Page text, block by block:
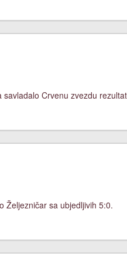
Crvenu zvezdu
Željezničar sa ubjedljivih 5:0.